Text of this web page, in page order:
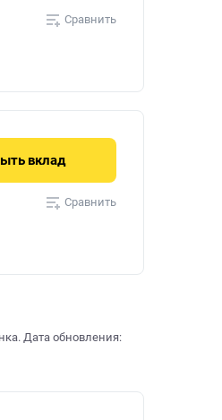
Сравнить
вклад
Сравнить
Дата обновления: